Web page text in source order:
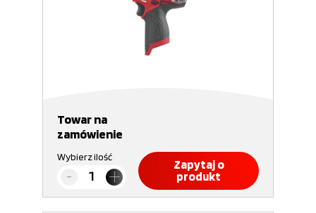
Towar na
zamówienie
Wybierz ilość
Zapytaj o
produkt